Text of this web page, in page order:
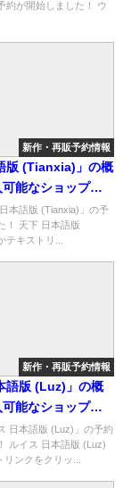
約が開始しました！ ウ
新作・再販予約情報
版 (Tianxia)」の概
能なショップ紹
本語版 (Tianxia)」の予
！ 天下 日本語版
テキストリ...
新作・再販予約情報
語版 (Luz)」の概
能なショップ紹
日本語版 (Luz)」の予約
ルイス 日本語版 (Luz)
ンクをクリッ...